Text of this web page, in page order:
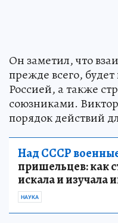
Он заметил, что
прежде всего,
Россией, а также
союзниками.
порядок действий
Над СССР
пришельцев: как
искала и изучала
НАУКА